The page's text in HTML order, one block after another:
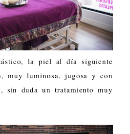
la piel al día siguiente
muy luminosa, jugosa y con
sin duda un tratamiento muy